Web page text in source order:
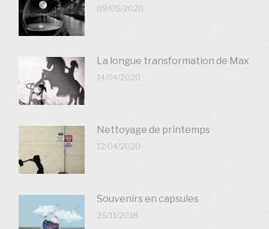
09/05/2020
La longue transformation de Max
14/04/2020
Nettoyage de printemps
12/04/2020
Souvenirs en capsules
25/11/2018